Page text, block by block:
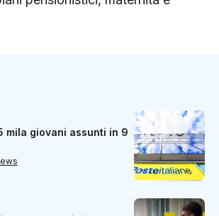
mila giovani assunti in 9